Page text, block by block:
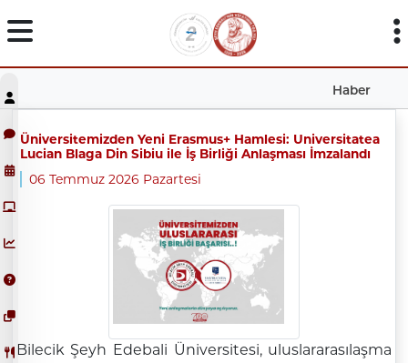
Haber
Üniversitemizden Yeni Erasmus+ Hamlesi: Universitatea
Lucian Blaga Din Sibiu ile İş Birliği Anlaşması İmzalandı
06 Temmuz 2026 Pazartesi
Bilecik Şeyh Edebali Üniversitesi, uluslararasılaşma